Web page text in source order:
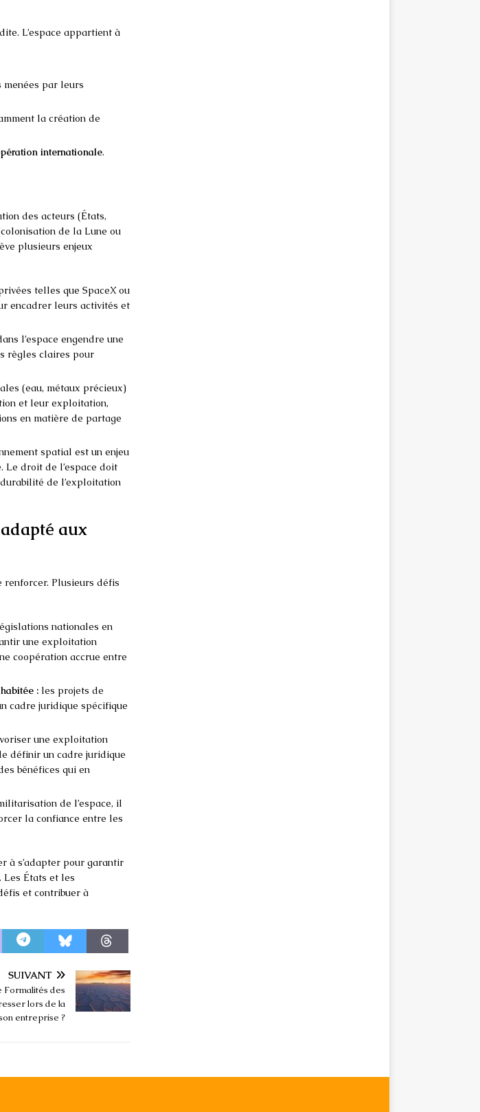
L’espace appartient à
par leurs
la création de
internationale.
des acteurs (États,
de la Lune ou
plusieurs enjeux
telles que SpaceX ou
encadrer leurs activités et
l’espace engendre une
règles claires pour
(eau, métaux précieux)
et leur exploitation,
en matière de partage
spatial est un enjeu
droit de l’espace doit
de l’exploitation
aux
renforcer. Plusieurs défis
nationales en
une exploitation
coopération accrue entre
: les projets de
cadre juridique spécifique
une exploitation
définir un cadre juridique
bénéfices qui en
de l’espace, il
la confiance entre les
à s’adapter pour garantir
Les États et les
et contribuer à
SUIVANT
Formalités des
lors de la
entreprise ?